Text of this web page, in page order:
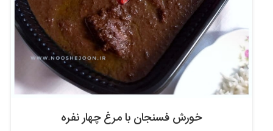
خورش فسنجان با مرغ چهار نفره